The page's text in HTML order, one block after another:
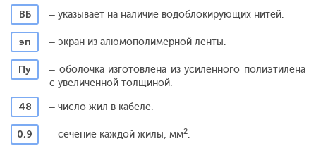
ВБ – указывает на наличие водоблокирующих нитей.
эп – экран из алюмополимерной ленты.
Пу
– оболочка изготовлена из усиленного полиэтилена
с увеличенной толщиной.
48
– число жил в кабеле.
0,9 – сечение каждой жилы, мм2.